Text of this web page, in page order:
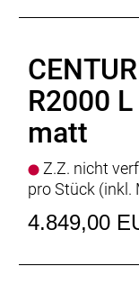
Batteriekapazität
Display:
Ladegerät:
Empfehlung
Gewicht: 23kg
Zulässiges
R2000
matt
Z.Z. nicht
pro Stück (inkl.
4.849,00